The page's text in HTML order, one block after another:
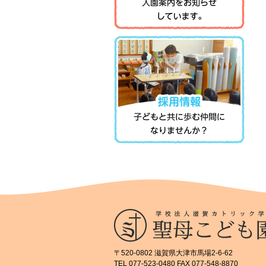
〒520-0802 滋賀県大津市馬場2-6-62
TEL 077-523-0480 FAX 077-548-8870